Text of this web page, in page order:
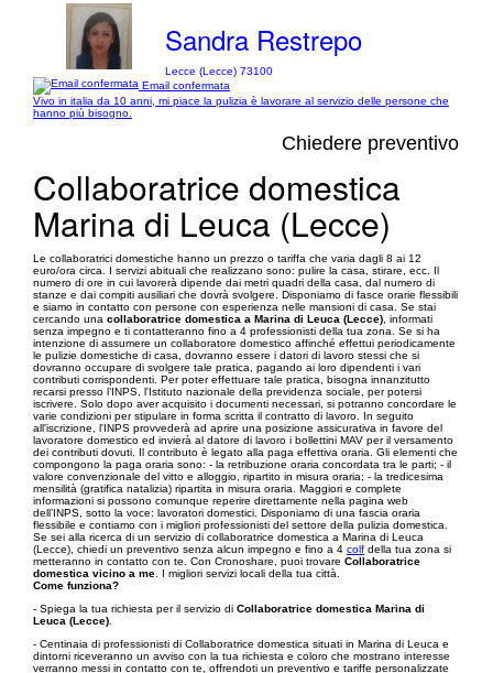
Sandra Restrepo
Lecce (Lecce) 73100
Email confermata
Vivo in italia da 10 anni, mi piace la pulizia è lavorare al servizio delle persone che
hanno più bisogno.
Chiedere preventivo
Collaboratrice domestica
Marina di Leuca (Lecce)
Le collaboratrici domestiche hanno un prezzo o tariffa che varia dagli 8 ai 12
euro/ora circa. I servizi abituali che realizzano sono: pulire la casa, stirare, ecc. Il
numero di ore in cui lavorerà dipende dai metri quadri della casa, dal numero di
stanze e dai compiti ausiliari che dovrà svolgere. Disponiamo di fasce orarie flessibili
e siamo in contatto con persone con esperienza nelle mansioni di casa. Se stai
cercando una collaboratrice domestica a Marina di Leuca (Lecce) , informati
senza impegno e ti contatteranno fino a 4 professionisti della tua zona. Se si ha
intenzione di assumere un collaboratore domestico affinché effettui periodicamente
le pulizie domestiche di casa, dovranno essere i datori di lavoro stessi che si
dovranno occupare di svolgere tale pratica, pagando ai loro dipendenti i vari
contributi corrispondenti. Per poter effettuare tale pratica, bisogna innanzitutto
recarsi presso l’INPS, l'Istituto nazionale della previdenza sociale, per potersi
iscrivere. Solo dopo aver acquisito i documenti necessari, si potranno concordare le
varie condizioni per stipulare in forma scritta il contratto di lavoro. In seguito
all'iscrizione, l'INPS provvederà ad aprire una posizione assicurativa in favore del
lavoratore domestico ed invierà al datore di lavoro i bollettini MAV per il versamento
dei contributi dovuti. Il contributo è legato alla paga effettiva oraria. Gli elementi che
compongono la paga oraria sono: - la retribuzione oraria concordata tra le parti; - il
valore convenzionale del vitto e alloggio, ripartito in misura oraria; - la tredicesima
mensilità (gratifica natalizia) ripartita in misura oraria. Maggiori e complete
informazioni si possono comunque reperire direttamente nella pagina web
dell’INPS, sotto la voce: lavoratori domestici. Disponiamo di una fascia oraria
flessibile e contiamo con i migliori professionisti del settore della pulizia domestica.
Se sei alla ricerca di un servizio di collaboratrice domestica a Marina di Leuca
(Lecce), chiedi un preventivo senza alcun impegno e fino a 4 colf della tua zona si
metteranno in contatto con te. Con Cronoshare, puoi trovare Collaboratrice
domestica vicino a me . I migliori servizi locali della tua città.
Come funziona?
- Spiega la tua richiesta per il servizio di Collaboratrice domestica Marina di
Leuca (Lecce)
- Centinaia di professionisti di Collaboratrice domestica situati in Marina di Leuca e
dintorni riceveranno un avviso con la tua richiesta e coloro che mostrano interesse
verranno messi in contatto con te, offrendoti un preventivo e tariffe personalizzate